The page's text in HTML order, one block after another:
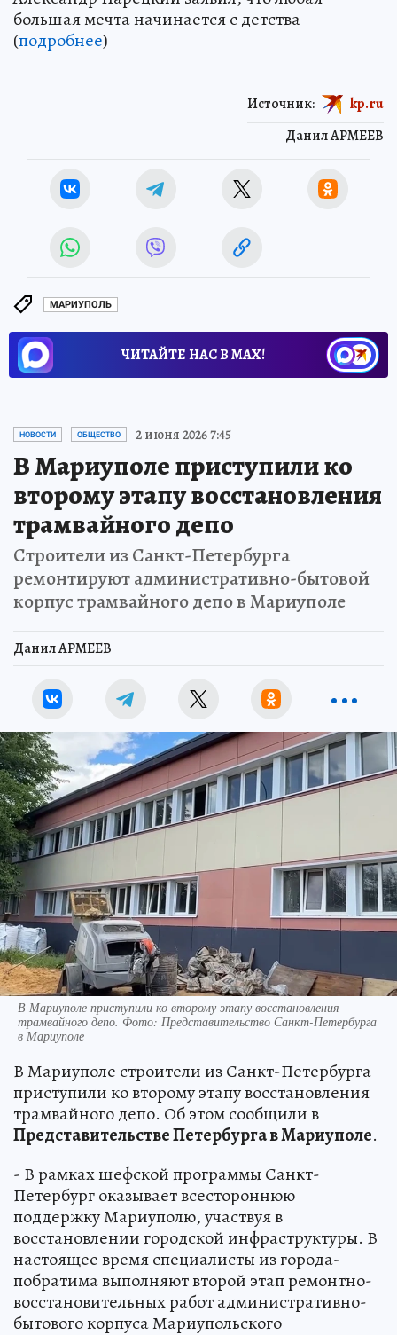
большая мечта начинается с детства
(подробнее)
Данил АРМЕЕВ
Источник: kp.ru
МАРИУПОЛЬ
ЧИТАЙТЕ НАС В МАХ!
НОВОСТИ ОБЩЕСТВО 2 июня 2026 7:45
В Мариуполе приступили ко
второму этапу восстановления
трамвайного депо
Строители из Санкт-Петербурга
ремонтируют административно-бытовой
корпус трамвайного депо в Мариуполе
Данил АРМЕЕВ
В Мариуполе приступили ко второму этапу восстановления
трамвайного депо. Фото: Представительство Санкт-Петербурга
в Мариуполе
В Мариуполе строители из Санкт-Петербурга
приступили ко второму этапу восстановления
трамвайного депо. Об этом сообщили в
Представительстве Петербурга в Мариуполе.
- В рамках шефской программы Санкт-
Петербург оказывает всестороннюю
поддержку Мариуполю, участвуя в
восстановлении городской инфраструктуры. В
настоящее время специалисты из города-
побратима выполняют второй этап ремонтно-
восстановительных работ административно-
бытового корпуса Мариупольского